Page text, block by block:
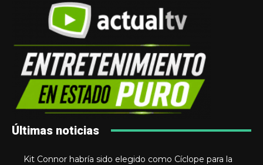
Últimas noticias
Kit Connor habría sido elegido como Cíclope para la